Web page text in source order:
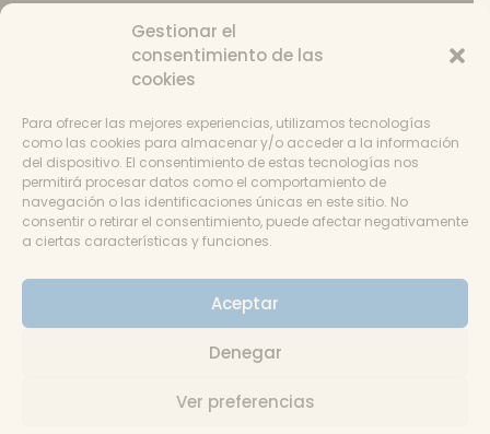
Gestionar el
consentimiento de las
cookies
Para ofrecer las mejores experiencias, utilizamos tecnologías
como las cookies para almacenar y/o acceder a la información
del dispositivo. El consentimiento de estas tecnologías nos
permitirá procesar datos como el comportamiento de
navegación o las identificaciones únicas en este sitio. No
consentir o retirar el consentimiento, puede afectar negativamente
a ciertas características y funciones.
Aceptar
Denegar
Ver preferencias
Política de devoluciones
Condiciones de uso
Política de cookies
Consentimiento
Aviso
de Gradient Themes ©